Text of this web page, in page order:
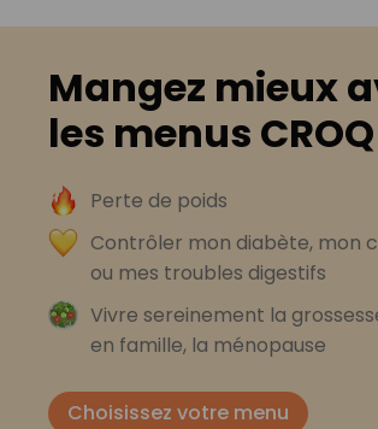
Mangez mieux
les menus
Perte de poids
Contrôler mon diabète, mon
ou mes troubles digestifs
Vivre sereinement la
en famille, la ménopause
Choisissez votre menu